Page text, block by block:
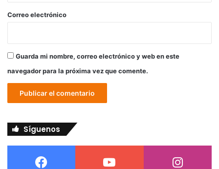
*
Correo electrónico
Guarda mi nombre, correo electrónico y web en este
navegador para la próxima vez que comente.
Síguenos